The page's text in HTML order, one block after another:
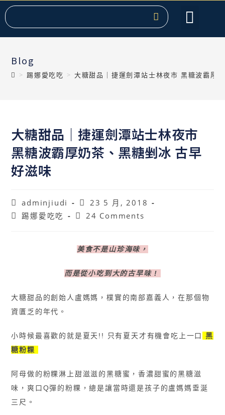
Blog
> 踢娜愛吃吃 > 大糖甜品｜捷運劍潭站士林夜市 黑糖波霸厚
大糖甜品｜捷運劍潭站士林夜市
黑糖波霸厚奶茶、黑糖剉冰 古早
好滋味
adminjiudi
23 5 月, 2018
踢娜愛吃吃
24 Comments
美食不是山珍海味，
而是從小吃到大的古早味 !
大糖甜品的創始人盧媽媽，樸實的南部嘉義人，在那個物
資匱乏的年代。
小時候最喜歡的就是夏天!! 只有夏天才有機會吃上一口 黑
糖粉粿
阿母做的粉粿淋上甜滋滋的黑糖蜜，香濃甜蜜的黑糖滋
味，爽口Q彈的粉粿，總是讓當時還是孩子的盧媽媽垂涎
三尺。